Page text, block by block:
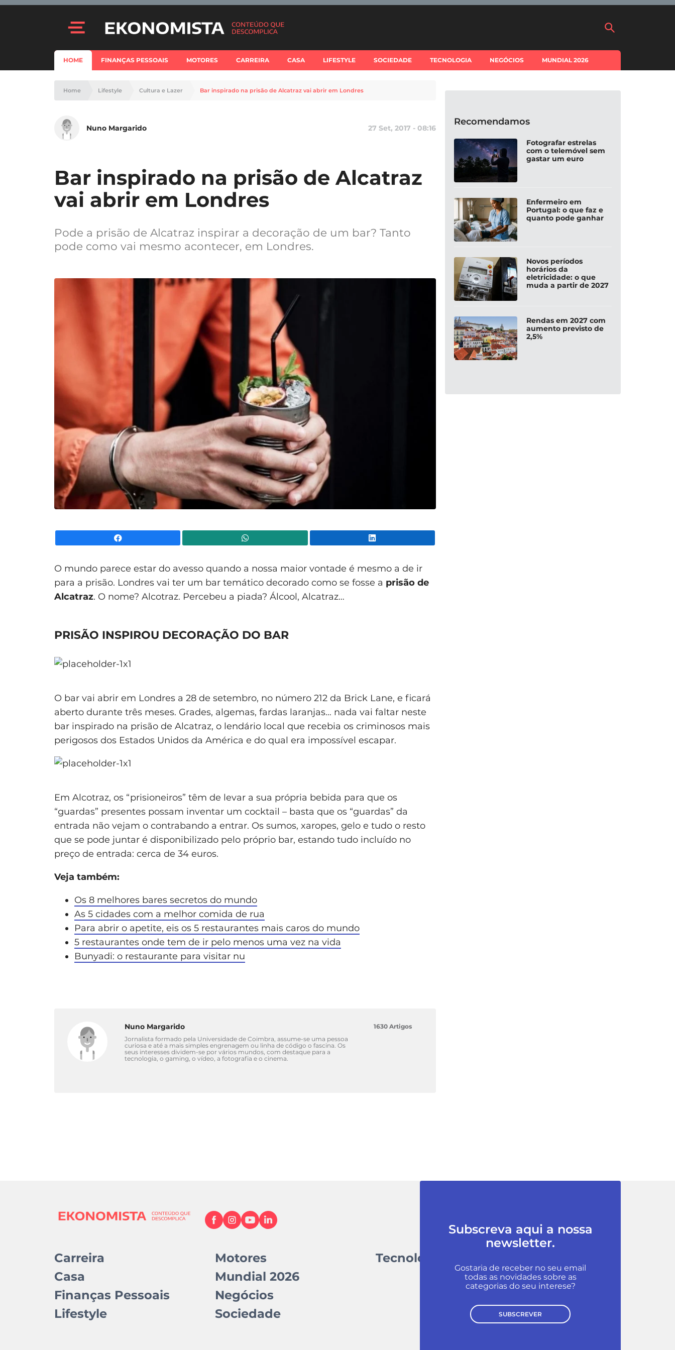
HOME FINANÇAS PESSOAIS MOTORES CARREIRA CASA LIFESTYLE SOCIEDADE TECNOLOGIA NEGÓCIOS MUNDIAL 2026
Home Lifestyle Cultura e Lazer Bar inspirado na prisão de Alcatraz vai abrir em Londres
Nuno Margarido 27 Set, 2017 - 08:16
Bar inspirado na prisão de Alcatraz
vai abrir em Londres
Pode a prisão de Alcatraz inspirar a decoração de um bar? Tanto
pode como vai mesmo acontecer, em Londres.
O mundo parece estar do avesso quando a nossa maior vontade é mesmo a de ir
para a prisão. Londres vai ter um bar temático decorado como se fosse a prisão de
Alcatraz. O nome? Alcotraz. Percebeu a piada? Álcool, Alcatraz…
PRISÃO INSPIROU DECORAÇÃO DO BAR
O bar vai abrir em Londres a 28 de setembro, no número 212 da Brick Lane, e ficará
aberto durante três meses. Grades, algemas, fardas laranjas… nada vai faltar neste
bar inspirado na prisão de Alcatraz, o lendário local que recebia os criminosos mais
perigosos dos Estados Unidos da América e do qual era impossível escapar.
Em Alcotraz, os “prisioneiros” têm de levar a sua própria bebida para que os
“guardas” presentes possam inventar um cocktail – basta que os “guardas” da
entrada não vejam o contrabando a entrar. Os sumos, xaropes, gelo e tudo o resto
que se pode juntar é disponibilizado pelo próprio bar, estando tudo incluído no
preço de entrada: cerca de 34 euros.
Veja também:
Os 8 melhores bares secretos do mundo
As 5 cidades com a melhor comida de rua
Para abrir o apetite, eis os 5 restaurantes mais caros do mundo
5 restaurantes onde tem de ir pelo menos uma vez na vida
Bunyadi: o restaurante para visitar nu
Nuno Margarido
Jornalista formado pela Universidade de Coimbra, assume-se uma pessoa
curiosa e até a mais simples engrenagem ou linha de código o fascina. Os
seus interesses dividem-se por vários mundos, com destaque para a
tecnologia, o gaming, o vídeo, a fotografia e o cinema.
1630 Artigos
Recomendamos
Fotografar estrelas
com o telemóvel sem
gastar um euro
Enfermeiro em
Portugal: o que faz e
quanto pode ganhar
Novos períodos
horários da
eletricidade: o que
muda a partir de 2027
Rendas em 2027 com
aumento previsto de
2,5%
Carreira
Casa
Finanças Pessoais
Lifestyle
Motores
Mundial 2026
Negócios
Sociedade
Tecnologia
Subscreva aqui a nossa
newsletter.
Gostaria de receber no seu email
todas as novidades sobre as
categorias do seu interese?
SUBSCREVER